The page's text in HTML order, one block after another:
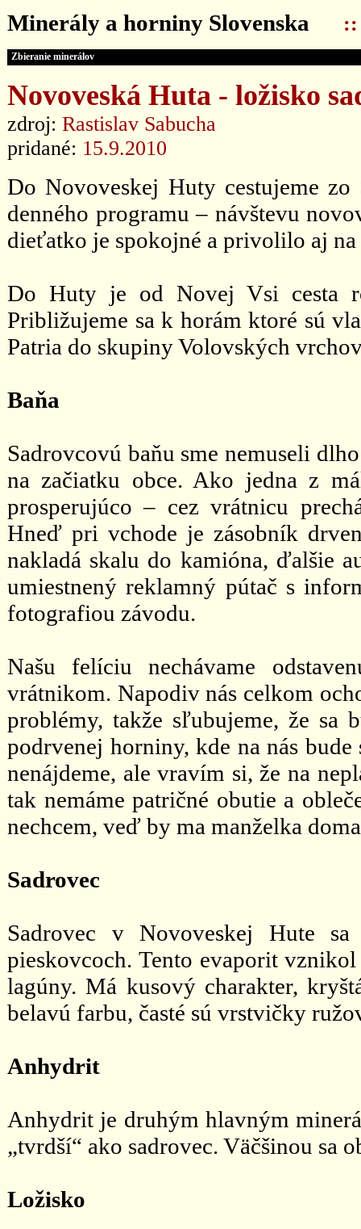
Minerály a horniny Slovenska ::
Zbieranie minerálov
Novoveská Huta - ložisko
zdroj: Rastislav Sabucha
pridané: 15.9.2010
Do Novoveskej Huty cestujeme
denného programu – návštevu
dieťatko je spokojné a privolilo aj
Do Huty je od Novej Vsi cesta
Približujeme sa k horám ktoré sú
Patria do skupiny Volovských
Baňa
Sadrovcovú baňu sme nemuseli
na začiatku obce. Ako jedna z
prosperujúco – cez vrátnicu
Hneď pri vchode je zásobník
nakladá skalu do kamióna, ďalšie
umiestnený reklamný pútač s
fotografiou závodu.
Našu felíciu nechávame
vrátnikom. Napodiv nás celkom
problémy, takže sľubujeme, že sa
podrvenej horniny, kde na nás
nenájdeme, ale vravím si, že na
tak nemáme patričné obutie a
nechcem, veď by ma manželka
Sadrovec
Sadrovec v Novoveskej Hute
pieskovcoch. Tento evaporit
lagúny. Má kusový charakter,
belavú farbu, časté sú vrstvičky
Anhydrit
Anhydrit je druhým hlavným
„tvrdší“ ako sadrovec. Väčšinou sa
Ložisko